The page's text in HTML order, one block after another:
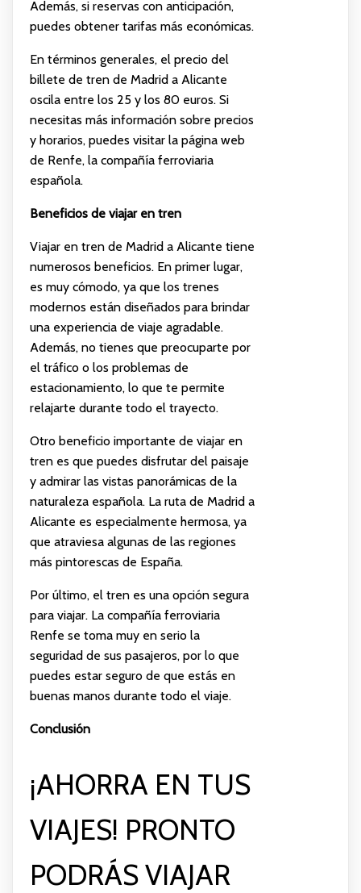
Además, si reservas con anticipación,
puedes obtener tarifas más económicas.
En términos generales, el precio del
billete de tren de Madrid a Alicante
oscila entre los 25 y los 80 euros. Si
necesitas más información sobre precios
y horarios, puedes visitar la página web
de Renfe, la compañía ferroviaria
española.
Beneficios de viajar en tren
Viajar en tren de Madrid a Alicante tiene
numerosos beneficios. En primer lugar,
es muy cómodo, ya que los trenes
modernos están diseñados para brindar
una experiencia de viaje agradable.
Además, no tienes que preocuparte por
el tráfico o los problemas de
estacionamiento, lo que te permite
relajarte durante todo el trayecto.
Otro beneficio importante de viajar en
tren es que puedes disfrutar del paisaje
y admirar las vistas panorámicas de la
naturaleza española. La ruta de Madrid a
Alicante es especialmente hermosa, ya
que atraviesa algunas de las regiones
más pintorescas de España.
Por último, el tren es una opción segura
para viajar. La compañía ferroviaria
Renfe se toma muy en serio la
seguridad de sus pasajeros, por lo que
puedes estar seguro de que estás en
buenas manos durante todo el viaje.
Conclusión
¡AHORRA EN TUS
VIAJES! PRONTO
PODRÁS VIAJAR